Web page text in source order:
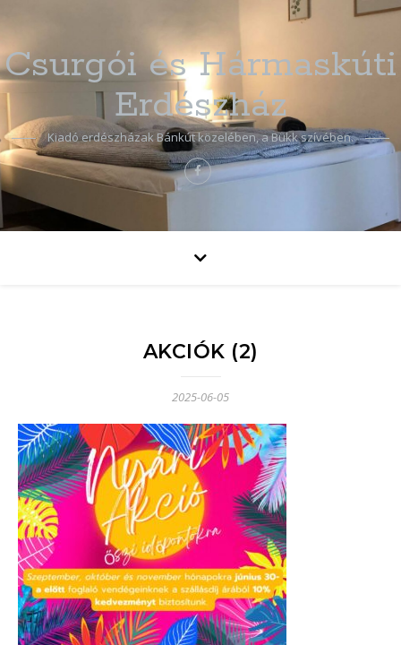
Csurgói és Hármaskúti
Erdészház
Kiadó erdészházak Bánkút közelében, a Bükk szívében.
AKCIÓK (2)
2025-06-05